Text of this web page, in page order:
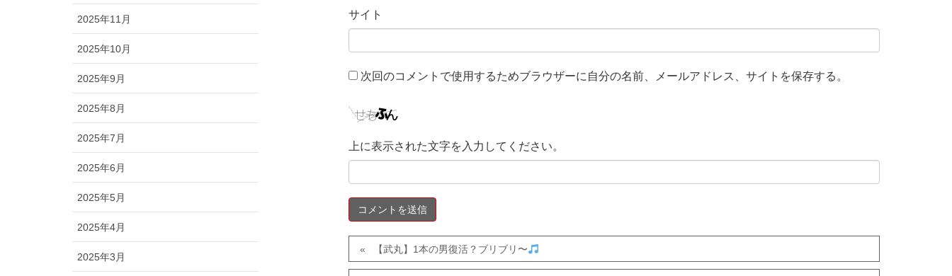
サイト
次回のコメントで使用するためブラウザーに自分の名前、メールアドレス、サイトを保存する。
上に表示された文字を入力してください。
【武丸】1本の男復活？ブリブリ〜
2025年11月
2025年10月
2025年9月
2025年8月
2025年7月
2025年6月
2025年5月
2025年4月
2025年3月